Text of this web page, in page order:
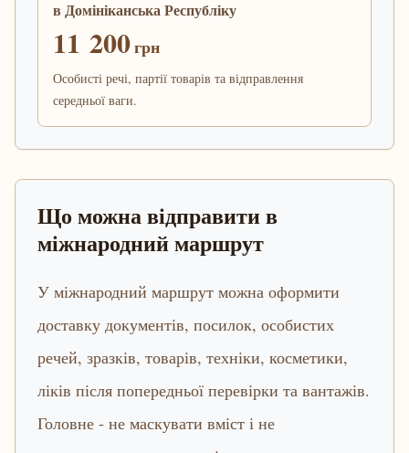
в Домініканська Республіку
11 200грн
Особисті речі, партії товарів та відправлення
середньої ваги.
Що можна відправити в
міжнародний маршрут
У міжнародний маршрут можна оформити
доставку документів, посилок, особистих
речей, зразків, товарів, техніки, косметики,
ліків після попередньої перевірки та вантажів.
Головне - не маскувати вміст і не